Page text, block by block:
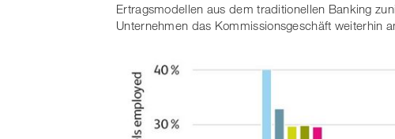
Ertragsmodellen aus dem traditionellen Banking
Unternehmen das Kommissionsgeschäft weiterhin